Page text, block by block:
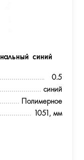
синий
0.5
синий
Полимерное
1051, мм